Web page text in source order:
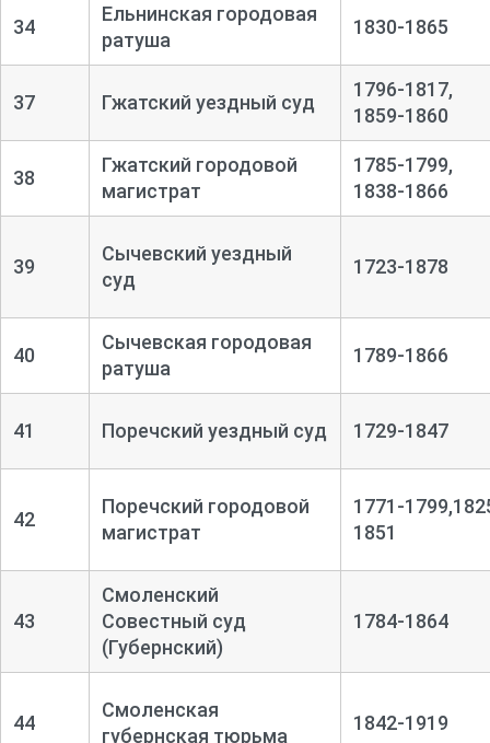
34
Ельнинская городовая
ратуша
1830-1865
37 Гжатский уездный суд
1796-1817,
1859-1860
38
Гжатский городовой
магистрат
1785-1799,
1838-1866
39
Сычевский уездный
суд
1723-1878
40
Сычевская городовая
ратуша
1789-1866
41 Поречский уездный суд 1729-1847
42
Поречский городовой
магистрат
1771-
1851
43
Смоленский
Совестный суд
(Губернский)
1784-1864
44
Смоленская
губернская тюрьма
1842-1919